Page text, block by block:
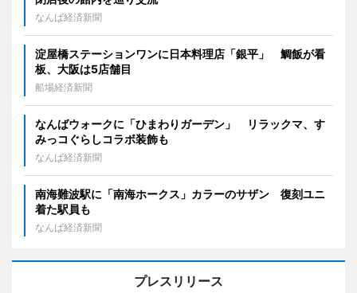
なんば経済新聞
淀屋橋ステーションワンに日本料理店「銀平」 鯛飯が看
板、大阪は5店舗目
船場経済新聞
なんばウォークに「ひまわりガーデン」 リラックマ、す
みっコぐらしコラボ装飾も
なんば経済新聞
南海難波駅に「南海ホークス」カラーのサザン 復刻ユニ
着た駅員も
なんば経済新聞
プレスリリース